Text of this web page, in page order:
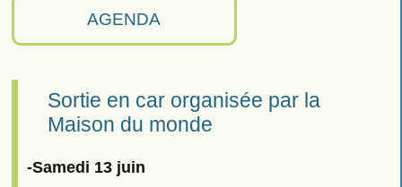
AGENDA
Sortie en car organisée par la
Maison du monde
-Samedi 13 juin